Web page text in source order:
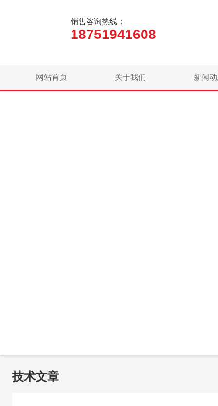
销售咨询热线：
18751941608
网站首页 关于我们 新闻
技术文章